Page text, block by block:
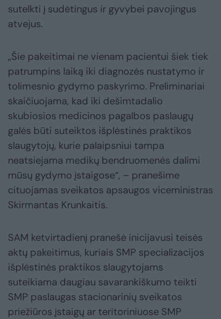
sutelkti į sudėtingus ir gyvybei pavojingus
atvejus.
„Šie pakeitimai ne vienam pacientui šiek tiek
patrumpins laiką iki diagnozės nustatymo ir
tolimesnio gydymo paskyrimo. Preliminariai
skaičiuojama, kad iki dešimtadalio
skubiosios medicinos pagalbos paslaugų
galės būti suteiktos išplėstinės praktikos
slaugytojų, kurie palaipsniui tampa
neatsiejama medikų bendruomenės dalimi
mūsų gydymo įstaigose“, – pranešime
cituojamas sveikatos apsaugos viceministras
Skirmantas Krunkaitis.
SAM ketvirtadienį pranešė inicijavusi teisės
aktų pakeitimus, kuriais SMP specializacijos
išplėstinės praktikos slaugytojams
suteikiama daugiau savarankiškumo teikti
SMP paslaugas stacionarinių sveikatos
priežiūros įstaigų ar teritoriniuose SMP